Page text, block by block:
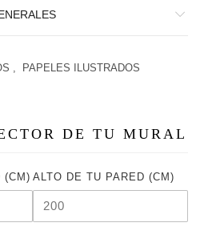
,
PAPELES ILUSTRADOS
DE TU MURAL
(CM) ALTO DE TU PARED (CM)